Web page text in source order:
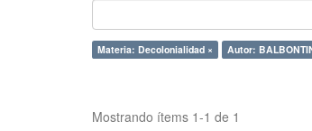
Materia: Decolonialidad × Autor:
Mostrando ítems 1-1 de 1